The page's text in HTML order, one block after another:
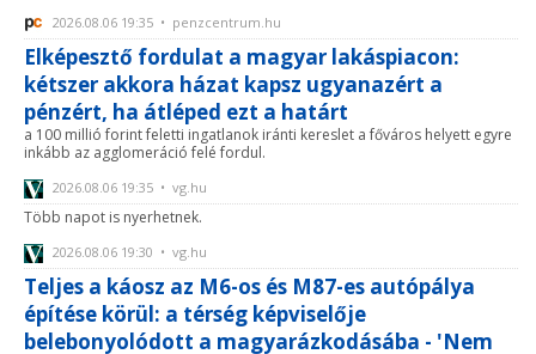
2026.08.06 19:35 • penzcentrum.hu
Elképesztő fordulat a magyar lakáspiacon:
kétszer akkora házat kapsz ugyanazért a
pénzért, ha átléped ezt a határt
a 100 millió forint feletti ingatlanok iránti kereslet a főváros helyett egyre
inkább az agglomeráció felé fordul.
2026.08.06 19:35 • vg.hu
Több napot is nyerhetnek.
2026.08.06 19:30 • vg.hu
Teljes a káosz az M6-os és M87-es autópálya
építése körül: a térség képviselője
belebonyolódott a magyarázkodásába - 'Nem